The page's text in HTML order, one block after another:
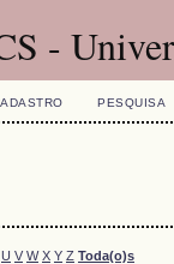
-
PESQUISA
U V W X Y Z Toda(o)s